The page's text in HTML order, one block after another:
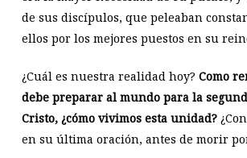
de sus discípulos, que peleaban
ellos por los mejores puestos en su
¿Cuál es nuestra realidad hoy? Como
debe preparar al mundo para la
Cristo, ¿cómo vivimos esta unidad?
en su última oración, antes de morir